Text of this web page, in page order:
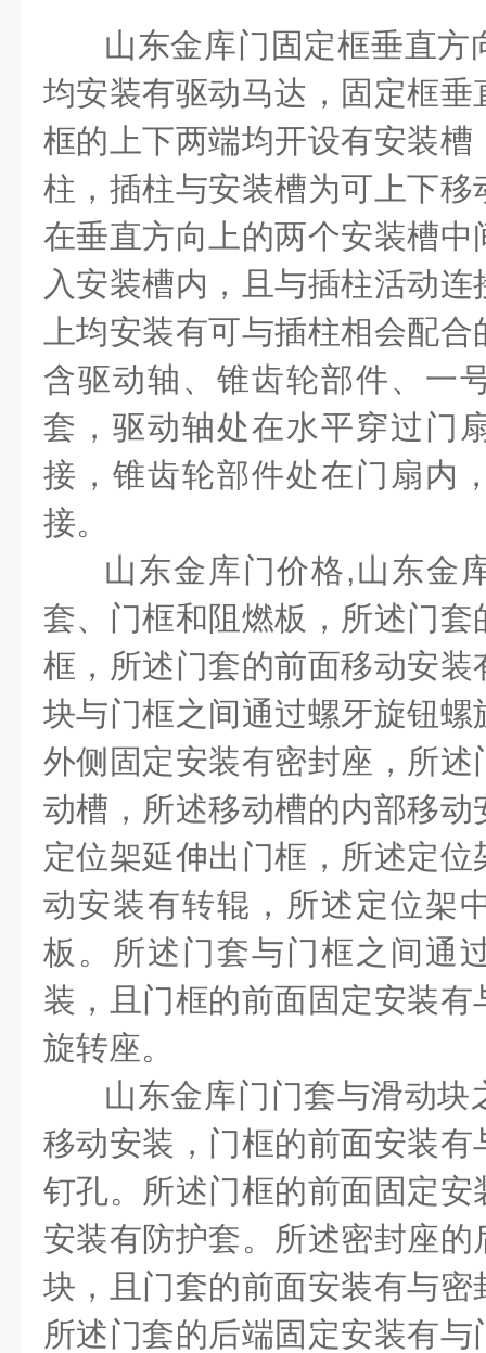
山东金库门固定框垂直方
均安装有驱动马达，固定框
框的上下两端均开设有安装
柱，插柱与安装槽为可上下
在垂直方向上的两个安装槽
入安装槽内，且与插柱活动
上均安装有可与插柱相会配
含驱动轴、锥齿轮部件、一
套，驱动轴处在水平穿过门
接，锥齿轮部件处在门扇内
接。
山东金库门价格,山东金
套、门框和阻燃板，所述门
框，所述门套的前面移动安
块与门框之间通过螺牙旋钮
外侧固定安装有密封座，所
动槽，所述移动槽的内部移
定位架延伸出门框，所述定
动安装有转辊，所述定位架
板。所述门套与门框之间通
装，且门框的前面固定安装
旋转座。
山东金库门门套与滑动块
移动安装，门框的前面安装
钉孔。所述门框的前面固定
安装有防护套。所述密封座
块，且门套的前面安装有与
所述门套的后端固定安装有